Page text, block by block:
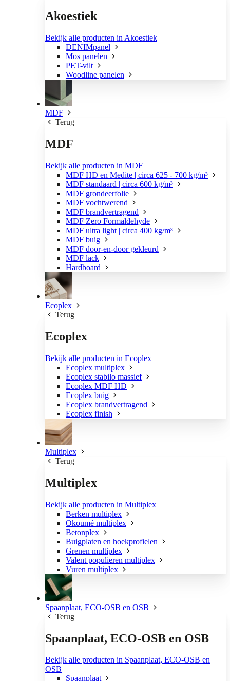
Akoestiek
Bekijk alle producten in Akoestiek
DENIMpanel
Mos panelen
PET-vilt
Woodline panelen
MDF
Terug
MDF
Bekijk alle producten in MDF
MDF HD en Medite | circa 625 - 700 kg/m³
MDF standaard | circa 600 kg/m³
MDF grondeerfolie
MDF vochtwerend
MDF brandvertragend
MDF Zero Formaldehyde
MDF ultra light | circa 400 kg/m³
MDF buig
MDF door-en-door gekleurd
MDF lack
Hardboard
Ecoplex
Terug
Ecoplex
Bekijk alle producten in Ecoplex
Ecoplex multiplex
Ecoplex stabilo massief
Ecoplex MDF HD
Ecoplex buig
Ecoplex brandvertragend
Ecoplex finish
Multiplex
Terug
Multiplex
Bekijk alle producten in Multiplex
Berken multiplex
Okoumé multiplex
Betonplex
Buigplaten en hoekprofielen
Grenen multiplex
Valent populieren multiplex
Vuren multiplex
Spaanplaat, ECO-OSB en OSB
Terug
Spaanplaat, ECO-OSB en OSB
Bekijk alle producten in Spaanplaat, ECO-OSB en
OSB
Spaanplaat